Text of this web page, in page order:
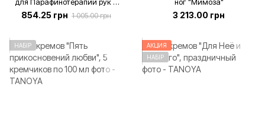
ног в изысканной дорожной
косметичке
854.25 грн 1 005.00 грн 3 213.00 грн
НАБІР
АКЦИЯ
НАБІР